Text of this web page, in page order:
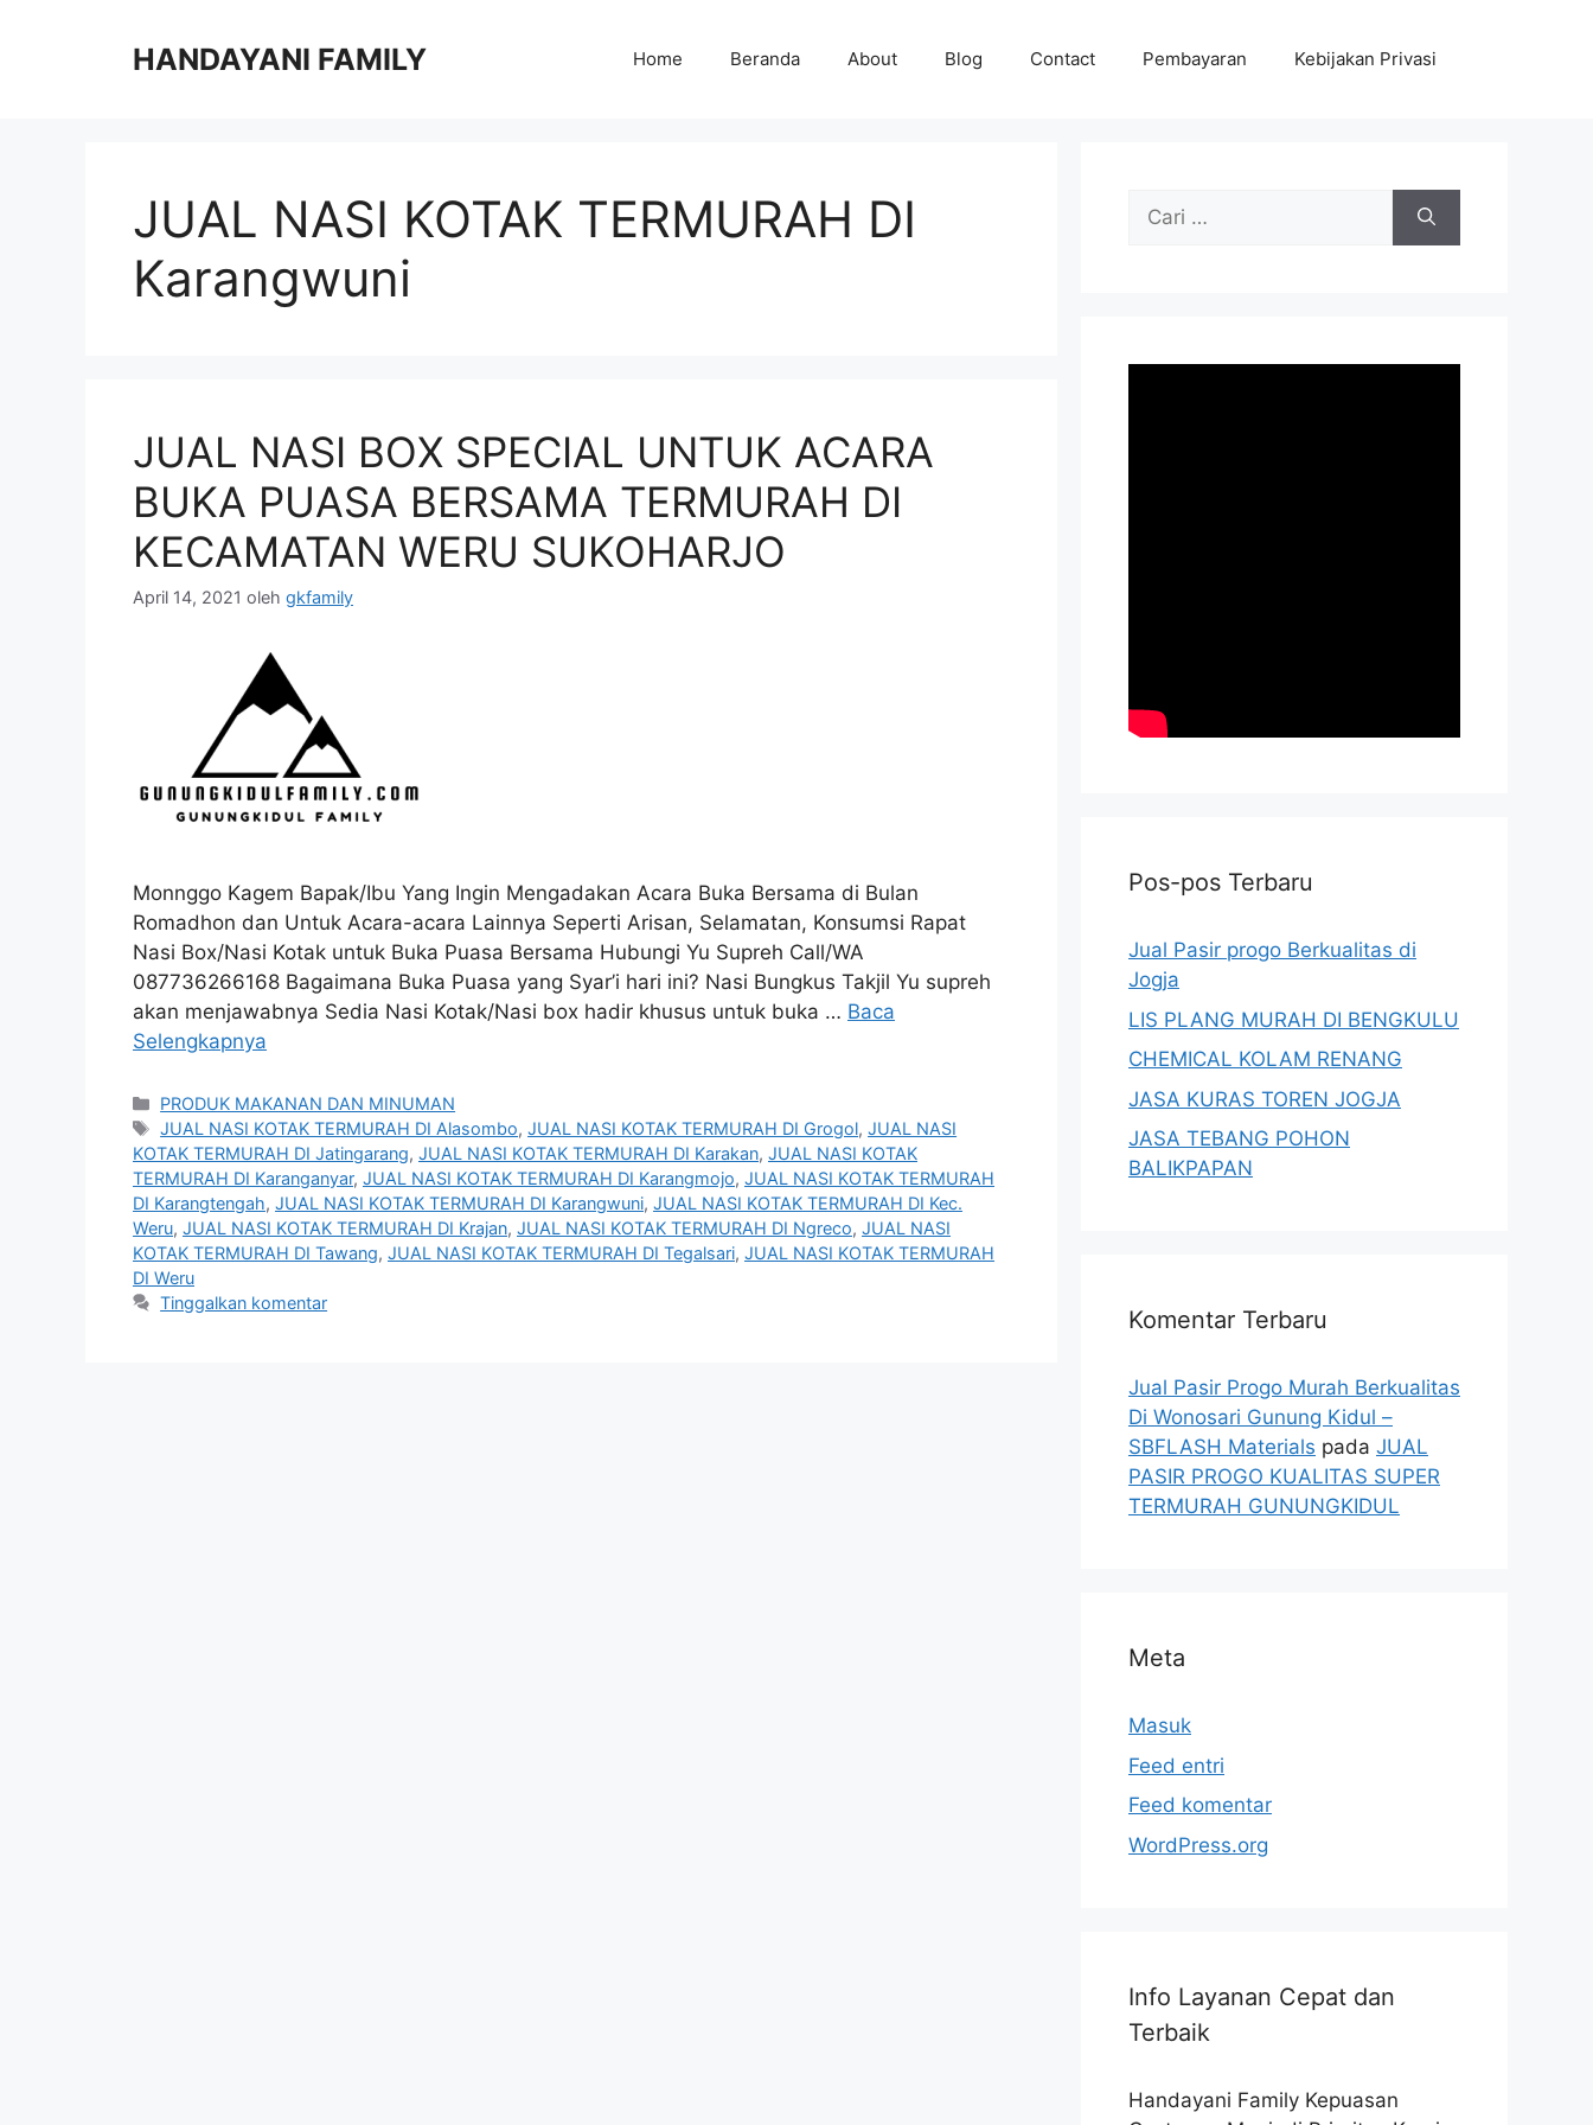
HANDAYANI FAMILY Home Beranda About Blog Contact Pembayaran Kebijakan Privasi
JUAL NASI KOTAK TERMURAH DI
Karangwuni
JUAL NASI BOX SPECIAL UNTUK ACARA
BUKA PUASA BERSAMA TERMURAH DI
KECAMATAN WERU SUKOHARJO
April 14, 2021 oleh gkfamily
Monnggo Kagem Bapak/Ibu Yang Ingin Mengadakan Acara Buka Bersama di Bulan
Romadhon dan Untuk Acara-acara Lainnya Seperti Arisan, Selamatan, Konsumsi Rapat
Nasi Box/Nasi Kotak untuk Buka Puasa Bersama Hubungi Yu Supreh Call/WA
087736266168 Bagaimana Buka Puasa yang Syar’i hari ini? Nasi Bungkus Takjil Yu supreh
akan menjawabnya Sedia Nasi Kotak/Nasi box hadir khusus untuk buka … Baca
Selengkapnya
Kategori
PRODUK MAKANAN DAN MINUMAN
Tag
JUAL NASI KOTAK TERMURAH DI Alasombo,JUAL NASI KOTAK TERMURAH DI Grogol,JUAL NASI
KOTAK TERMURAH DI Jatingarang, JUAL NASI KOTAK TERMURAH DI Karakan, JUAL NASI KOTAK
TERMURAH DI Karanganyar, JUAL NASI KOTAK TERMURAH DI Karangmojo, JUAL NASI KOTAK TERMURAH
DI Karangtengah, JUAL NASI KOTAK TERMURAH DI Karangwuni, JUAL NASI KOTAK TERMURAH DI Kec.
Weru, JUAL NASI KOTAK TERMURAH DI Krajan, JUAL NASI KOTAK TERMURAH DI Ngreco, JUAL NASI
KOTAK TERMURAH DI Tawang, JUAL NASI KOTAK TERMURAH DI Tegalsari, JUAL NASI KOTAK TERMURAH
DI Weru
Tinggalkan komentar
Cari
Pos-pos Terbaru
Jual Pasir progo Berkualitas di
Jogja
LIS PLANG MURAH DI BENGKULU
CHEMICAL KOLAM RENANG
JASA KURAS TOREN JOGJA
JASA TEBANG POHON
BALIKPAPAN
Komentar Terbaru
Jual Pasir Progo Murah Berkualitas
Di Wonosari Gunung Kidul –
SBFLASH Materials pada JUAL
PASIR PROGO KUALITAS SUPER
TERMURAH GUNUNGKIDUL
Meta
Masuk
Feed entri
Feed komentar
WordPress.org
Info Layanan Cepat dan
Terbaik
Handayani Family Kepuasan